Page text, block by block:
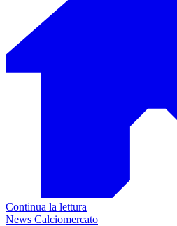
Continua la lettura
News Calciomercato